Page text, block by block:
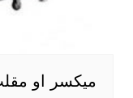
ميكسر او